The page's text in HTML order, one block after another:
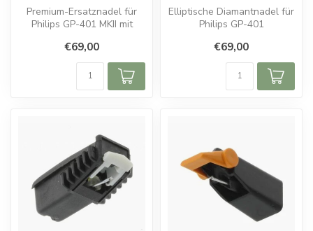
Premium-Ersatznadel für
Philips GP-401 MKII mit
Präz...
€69,00
Elliptische Diamantnadel für
Philips GP-401
Klangqualität und...
€69,00